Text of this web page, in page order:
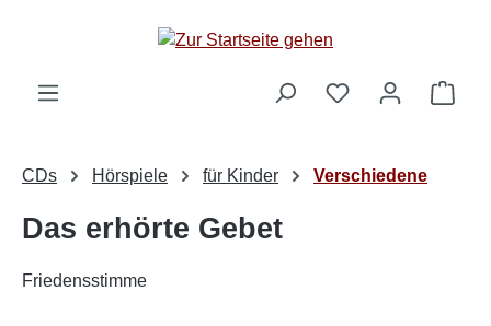
Zum Hauptinhalt springen
CDs Hörspiele für Kinder Verschiedene
Das erhörte Gebet
Friedensstimme